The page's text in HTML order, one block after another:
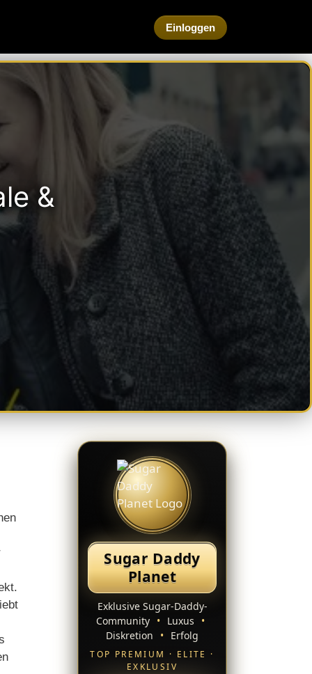
Einloggen
&
Sugar Daddy
Planet
Exklusive Sugar-Daddy-
Community • Luxus
•
Diskretion
• Erfolg
TOP PREMIUM · ELITE ·
EXKLUSIV